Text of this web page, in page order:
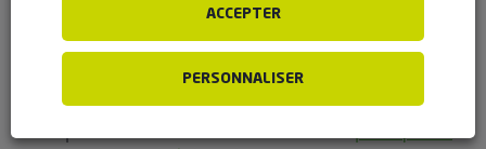
RGPDJ'accepte que FlexFuel Energy Development
collecte et utilise les données personnelles
renseignées dans le cadre de la demande
d'information et de la relation commerciale qui
ACCEPTER
PERSONNALISER